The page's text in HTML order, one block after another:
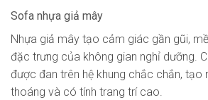
Sofa nhựa giả mây
Nhựa giả mây tạo cảm giác gần gũi,
đặc trưng của không gian nghỉ dưỡng.
được đan trên hệ khung chắc chắn, tạo
thoáng và có tính trang trí cao.